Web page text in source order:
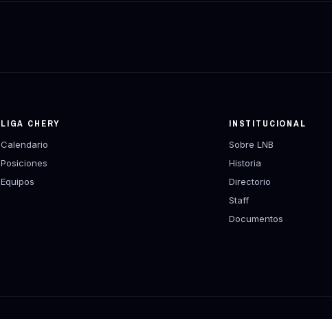
LIGA CHERY
Calendario
Posiciones
Equipos
INSTITUCIONAL
Sobre LNB
Historia
Directorio
Staff
Documentos